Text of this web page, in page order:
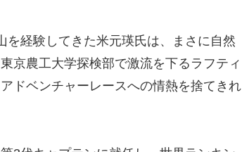
経験してきた米元瑛氏は、まさに自然
京農工大学探検部で激流を下るラフティ
ドベンチャーレースへの情熱を捨てきれ